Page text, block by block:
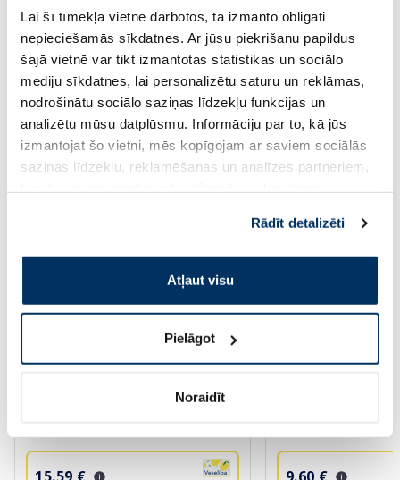
Lai šī tīmekļa vietne darbotos, tā izmanto obligāti
nepieciešamās sīkdatnes. Ar jūsu piekrišanu papildus
šajā vietnē var tikt izmantotas statistikas un sociālo
mediju sīkdatnes, lai personalizētu saturu un reklāmas,
nodrošinātu sociālo saziņas līdzekļu funkcijas un
analizētu mūsu datplūsmu. Informāciju par to, kā jūs
izmantojat šo vietni, mēs kopīgojam ar saviem sociālās
saziņas līdzekļu, reklamēšanas un analīzes partneriem,
pakalpojumus. Ja piekrītat šo papildu sīkdatņu
izmantošanai, lūdzu, atzīmējiet savu izvēli:
Rādīt detalizēti
Atļaut visu
Pielāgot
Noraidīt
Pirkt
Standarta cena: 9.49 € 30 dienu zemākā cena:
Standarta cena: 14.99 €
Page 1 of 10
Saules aizsardzībai vasarā ☀️
Vairāk...
BIODERMA Photoderm SPF 50+
-20%